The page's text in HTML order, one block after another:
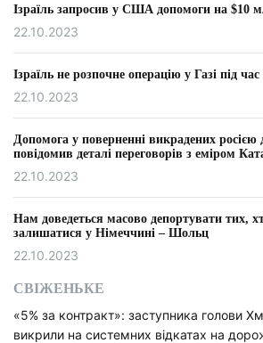
Ізраїль запросив у США допомоги на $10
22.10.2023
Ізраїль не розпочне операцію у Газі під
22.10.2023
Допомога у поверненні викрадених росією
повідомив деталі переговорів з еміром
22.10.2023
Нам доведеться масово депортувати тих,
залишатися у Німеччині – Шольц
22.10.2023
СВІЖЕНЬКЕ
«5% за контракт»: заступника голови
викрили на системних відкатах на